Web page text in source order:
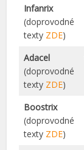
Infanrix
(doprovodné
texty ZDE)
Adacel
(doprovodné
texty ZDE)
Boostrix
(doprovodné
texty ZDE)